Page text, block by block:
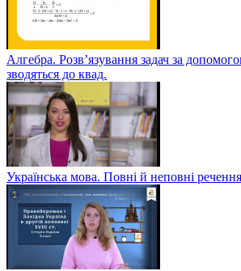
Алгебра. Розв’язування задач за
зводяться до квад.
Українська мова. Повні й неповні речення